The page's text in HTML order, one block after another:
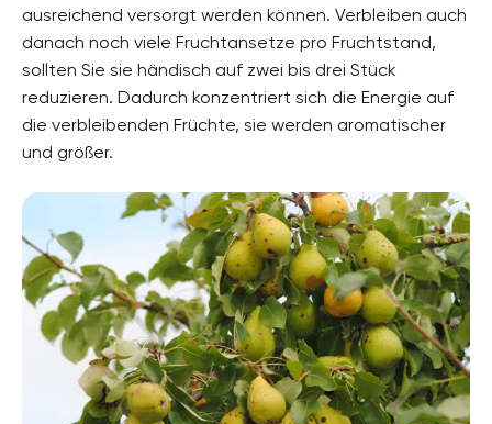
ausreichend versorgt werden können. Verbleiben auch
danach noch viele Fruchtansetze pro Fruchtstand,
sollten Sie sie händisch auf zwei bis drei Stück
reduzieren. Dadurch konzentriert sich die Energie auf
die verbleibenden Früchte, sie werden aromatischer
und größer.